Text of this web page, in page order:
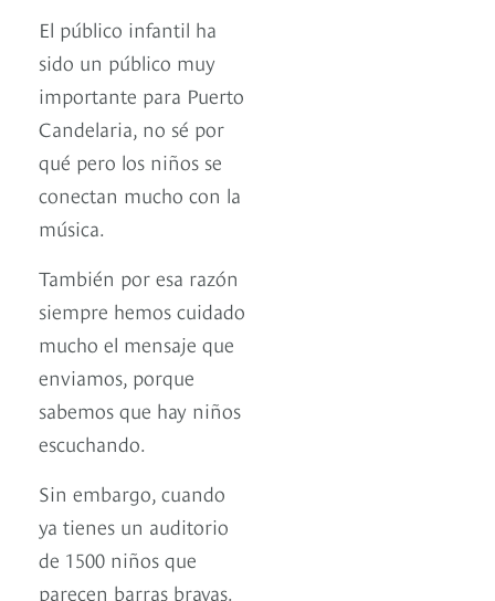
El público infantil ha
sido un público muy
importante para Puerto
Candelaria, no sé por
qué pero los niños se
conectan mucho con la
música.
También por esa razón
siempre hemos cuidado
mucho el mensaje que
enviamos, porque
sabemos que hay niños
escuchando.
Sin embargo, cuando
ya tienes un auditorio
de 1500 niños que
parecen barras bravas.